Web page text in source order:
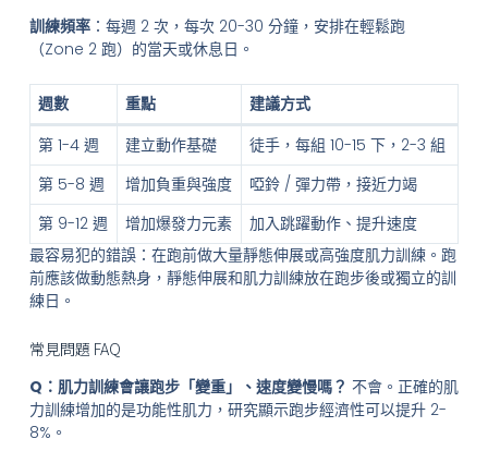
訓練頻率：每週 2 次，每次 20-30 分鐘，安排在輕鬆跑
（Zone 2 跑）的當天或休息日。
週數 重點
建議方式
第 1-4 週
建立動作基礎
徒手，每組 10-15 下，2-3 組
第 5-8 週
增加負重與強度
啞鈴 / 彈力帶，接近力竭
第 9-12 週
增加爆發力元素
加入跳躍動作、提升速度
最容易犯的錯誤：在跑前做大量靜態伸展或高強度肌力訓練。跑
前應該做動態熱身，靜態伸展和肌力訓練放在跑步後或獨立的訓
練日。
常見問題 FAQ
Q：肌力訓練會讓跑步「變重」、速度變慢嗎？ 不會。正確的肌
力訓練增加的是功能性肌力，研究顯示跑步經濟性可以提升 2-
8%。